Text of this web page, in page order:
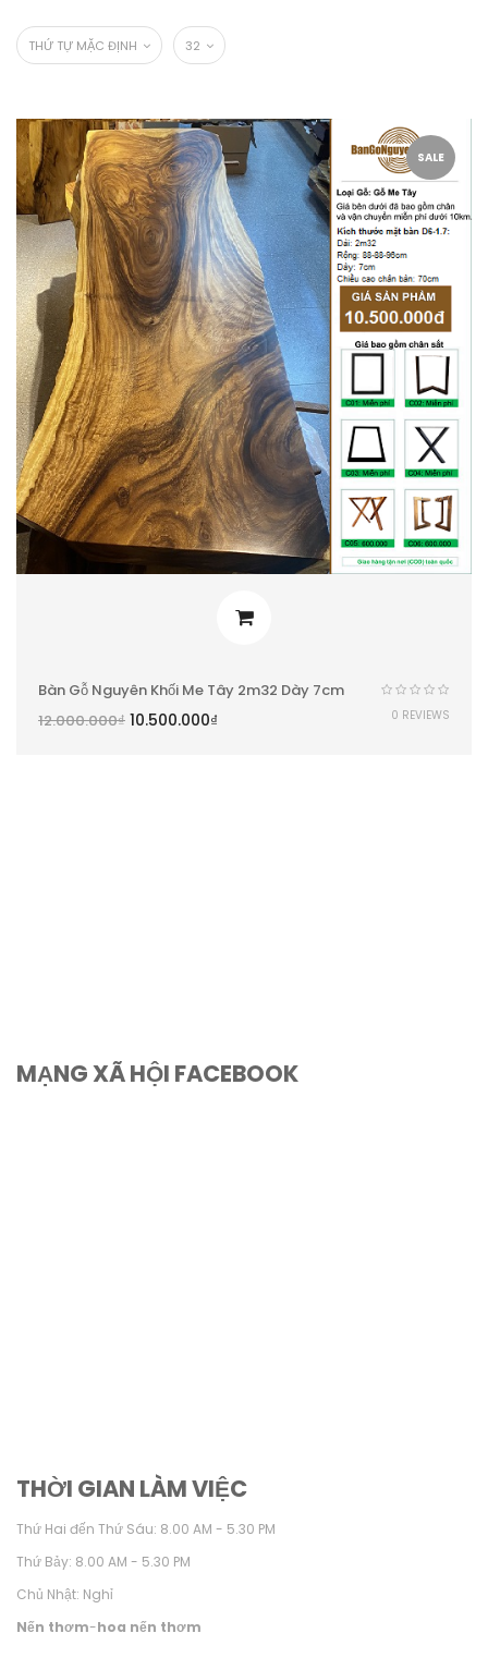
THỨ TỰ MẶC ĐỊNH 32
SALE
Bàn Gỗ Nguyên Khối Me Tây 2m32 Dày 7cm
12.000.000₫ 10.500.000₫ 0 REVIEWS
MẠNG XÃ HỘI FACEBOOK
THỜI GIAN LÀM VIỆC
Thứ Hai đến Thứ Sáu: 8.00 AM - 5.30 PM
Thứ Bảy: 8.00 AM - 5.30 PM
Chủ Nhật: Nghỉ
Nến thơm-hoa nến thơm